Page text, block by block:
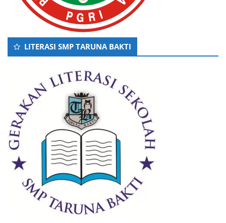
LITERASI SMP TARUNA BAKTI